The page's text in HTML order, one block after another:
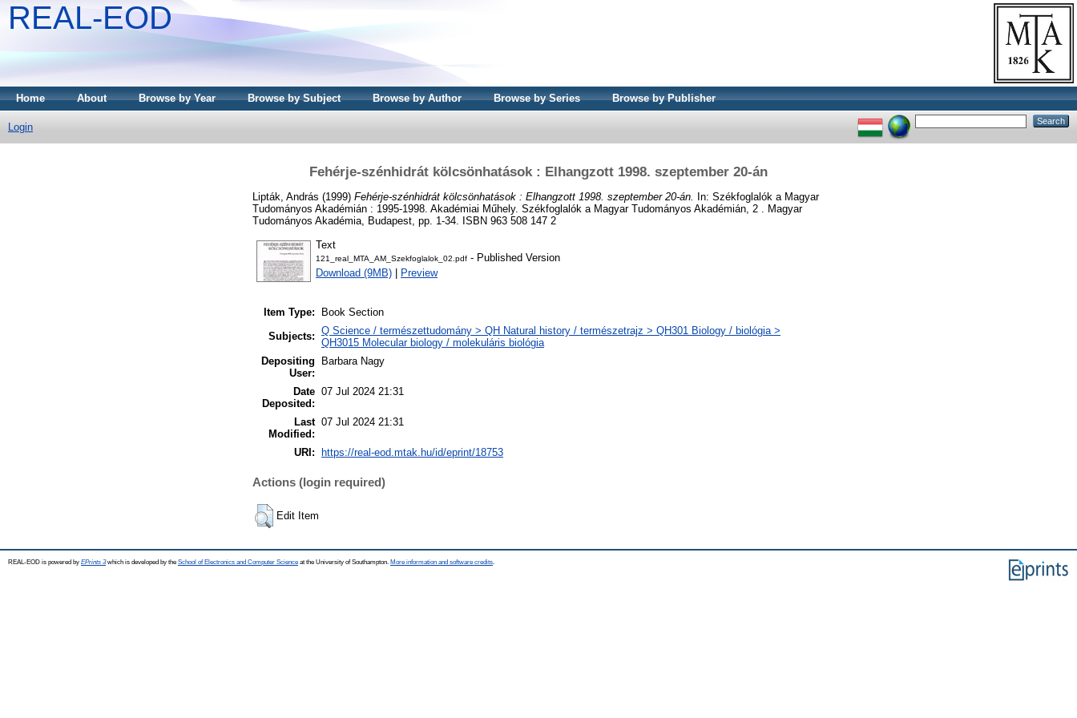
REAL-EOD
Home About Browse by Year Browse by Subject Browse by Author Browse by Series Browse by Publisher
Login
Fehérje-szénhidrát kölcsönhatások : Elhangzott 1998. szeptember 20-án
Lipták, András (1999) Fehérje-szénhidrát kölcsönhatások : Elhangzott 1998. szeptember 20-án. In: Székfoglalók a Magyar
Tudományos Akadémián : 1995-1998. Akadémiai Műhely. Székfoglalók a Magyar Tudományos Akadémián, 2 . Magyar
Tudományos Akadémia, Budapest, pp. 1-34. ISBN 963 508 147 2
Text
121_real_MTA_AM_Szekfoglalok_02.pdf - Published Version
Download (9MB)
Preview
Item Type:
Book Section
Subjects: Q Science / természettudomány > QH Natural history / természetrajz > QH301 Biology / biológia >
QH3015 Molecular biology / molekuláris biológia
Depositing
User:
Barbara Nagy
Date
Deposited:
07 Jul 2024 21:31
Last
Modified:
07 Jul 2024 21:31
URI: https://real-eod.mtak.hu/id/eprint/18753
Actions (login required)
Edit Item
REAL-EOD is powered by EPrints 3which is developed by the School of Electronics and Computer Science at the University of Southampton. More information and software credits